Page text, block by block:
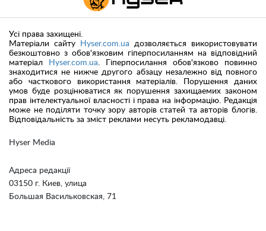
Hyser Media
Адреса редакції
03150 г. Киев, улица
Большая Васильковская, 71
Усі права захищені.
Матеріали сайту
Hyser.com.ua дозволяється використовувати
безкоштовно з обов'язковим гіперпосиланням на відповідний
матеріал
Hyser.com.ua . Гіперпосилання обов'язково повинно
знаходитися не нижче другого абзацу незалежно від повного
або часткового використання матеріалів. Порушення даних
умов буде розцінюватися як порушення захищаемих законом
прав інтелектуальної власності і права на інформацію. Редакція
може не поділяти точку зору авторів статей та авторів блогів.
Відповідальність за зміст реклами несуть рекламодавці.